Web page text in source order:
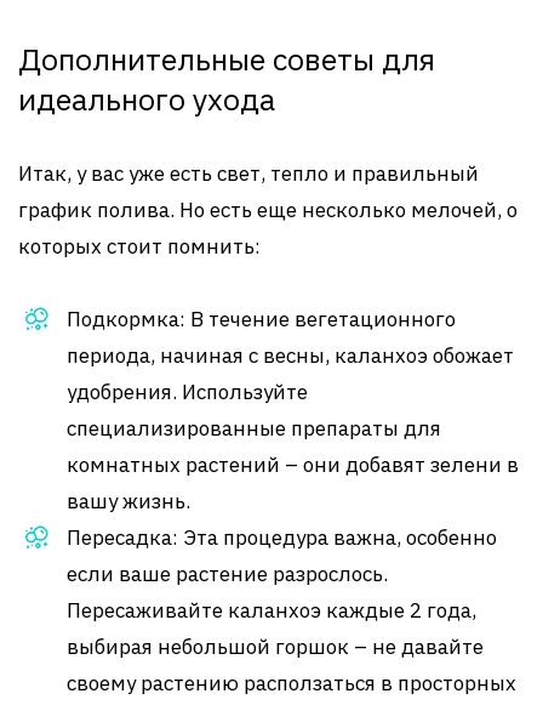
Дополнительные советы для
идеального ухода
Итак, у вас уже есть свет, тепло и правильный
график полива. Но есть еще несколько мелочей, о
которых стоит помнить:
Подкормка: В течение вегетационного
периода, начиная с весны, каланхоэ обожает
удобрения. Используйте
специализированные препараты для
комнатных растений – они добавят зелени в
вашу жизнь.
Пересадка: Эта процедура важна, особенно
если ваше растение разрослось.
Пересаживайте каланхоэ каждые 2 года,
выбирая небольшой горшок – не давайте
своему растению расползаться в просторных